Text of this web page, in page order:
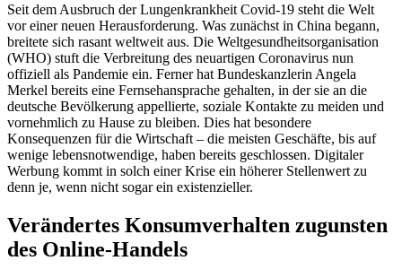
Seit dem Ausbruch der Lungenkrankheit Covid-19 steht die Welt
vor einer neuen Herausforderung. Was zunächst in China begann,
breitete sich rasant weltweit aus. Die Weltgesundheitsorganisation
(WHO) stuft die Verbreitung des neuartigen Coronavirus nun
offiziell als Pandemie ein. Ferner hat Bundeskanzlerin Angela
Merkel bereits eine Fernsehansprache gehalten, in der sie an die
deutsche Bevölkerung appellierte, soziale Kontakte zu meiden und
vornehmlich zu Hause zu bleiben. Dies hat besondere
Konsequenzen für die Wirtschaft – die meisten Geschäfte, bis auf
wenige lebensnotwendige, haben bereits geschlossen. Digitaler
Werbung kommt in solch einer Krise ein höherer Stellenwert zu
denn je, wenn nicht sogar ein existenzieller.
Verändertes Konsumverhalten zugunsten
des Online-Handels